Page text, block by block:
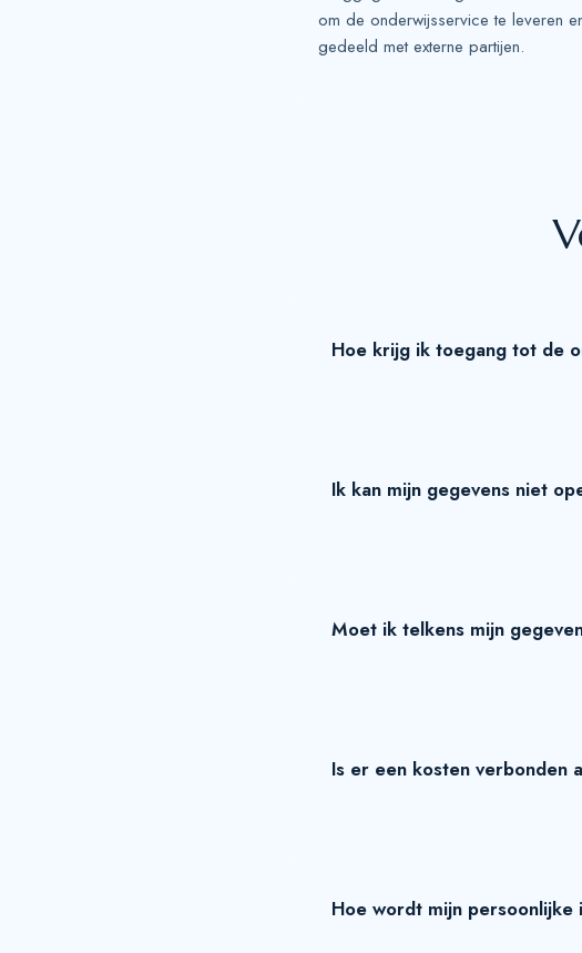
om de onderwijsservice te leveren
gedeeld met externe partijen.
Hoe krijg ik toegang tot de
Ik kan mijn gegevens niet
Moet ik telkens mijn
Is er een kosten verbonden
Hoe wordt mijn